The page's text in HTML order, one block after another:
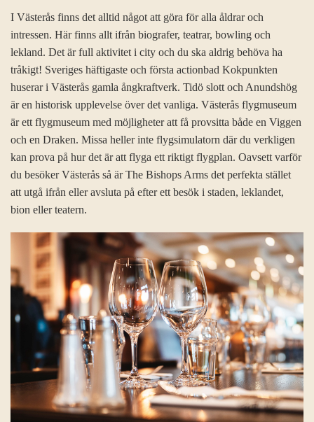
I Västerås finns det alltid något att göra för alla åldrar och
intressen. Här finns allt ifrån biografer, teatrar, bowling och
lekland. Det är full aktivitet i city och du ska aldrig behöva ha
tråkigt! Sveriges häftigaste och första actionbad Kokpunkten
huserar i Västerås gamla ångkraftverk. Tidö slott och Anundshög
är en historisk upplevelse över det vanliga. Västerås flygmuseum
är ett flygmuseum med möjligheter att få provsitta både en Viggen
och en Draken. Missa heller inte flygsimulatorn där du verkligen
kan prova på hur det är att flyga ett riktigt flygplan. Oavsett varför
du besöker Västerås så är The Bishops Arms det perfekta stället
att utgå ifrån eller avsluta på efter ett besök i staden, leklandet,
bion eller teatern.